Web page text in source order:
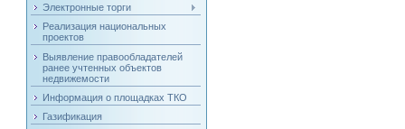
Электронные торги
Реализация национальных
проектов
Выявление правообладателей
ранее учтенных объектов
недвижемости
Информация о площадках ТКО
Газификация